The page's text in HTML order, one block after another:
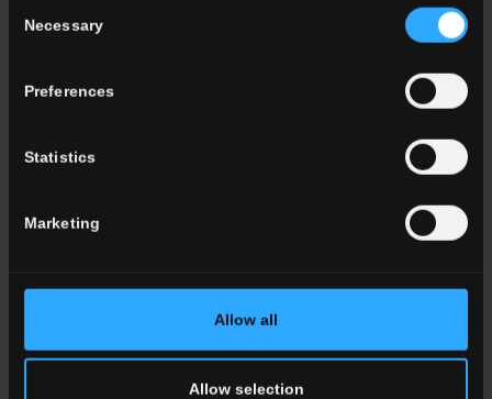
Selection
Necessary
Preferences
Statistics
Marketing
Allow all
Allow selection